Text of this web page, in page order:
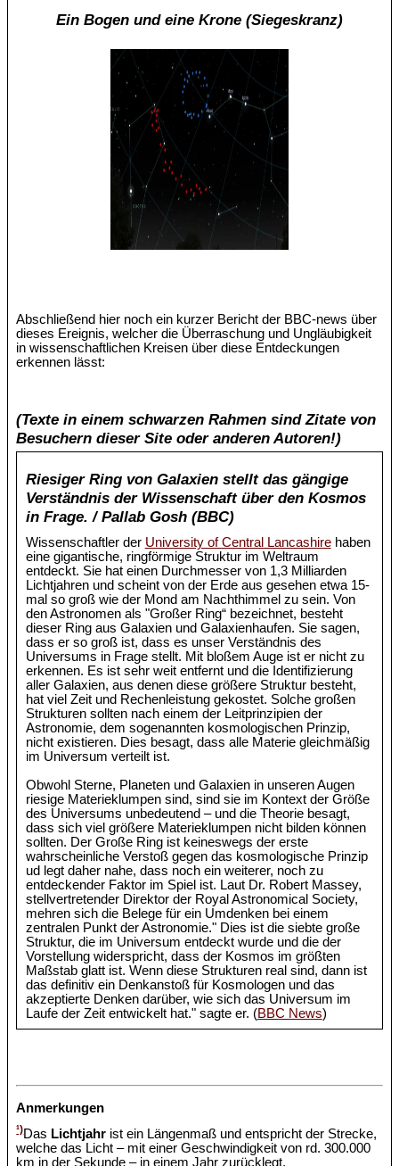
Ein Bogen und eine Krone (Siegeskranz)
Abschließend hier noch ein kurzer Bericht der BBC-news über
dieses Ereignis, welcher die Überraschung und Ungläubigkeit
in wissenschaftlichen Kreisen über diese Entdeckungen
erkennen lässt:
(Texte in einem schwarzen Rahmen sind Zitate von
Besuchern dieser Site oder anderen Autoren!)
Riesiger Ring von Galaxien stellt das gängige
Verständnis der Wissenschaft über den Kosmos
in Frage. / Pallab Gosh (BBC)
Wissenschaftler der University of Central Lancashirehaben
eine gigantische, ringförmige Struktur im Weltraum
entdeckt. Sie hat einen Durchmesser von 1,3 Milliarden
Lichtjahren und scheint von der Erde aus gesehen etwa 15-
mal so groß wie der Mond am Nachthimmel zu sein. Von
den Astronomen als "Großer Ring“ bezeichnet, besteht
dieser Ring aus Galaxien und Galaxienhaufen. Sie sagen,
dass er so groß ist, dass es unser Verständnis des
Universums in Frage stellt. Mit bloßem Auge ist er nicht zu
erkennen. Es ist sehr weit entfernt und die Identifizierung
aller Galaxien, aus denen diese größere Struktur besteht,
hat viel Zeit und Rechenleistung gekostet. Solche großen
Strukturen sollten nach einem der Leitprinzipien der
Astronomie, dem sogenannten kosmologischen Prinzip,
nicht existieren. Dies besagt, dass alle Materie gleichmäßig
im Universum verteilt ist.
Obwohl Sterne, Planeten und Galaxien in unseren Augen
riesige Materieklumpen sind, sind sie im Kontext der Größe
des Universums unbedeutend – und die Theorie besagt,
dass sich viel größere Materieklumpen nicht bilden können
sollten. Der Große Ring ist keineswegs der erste
wahrscheinliche Verstoß gegen das kosmologische Prinzip
ud legt daher nahe, dass noch ein weiterer, noch zu
entdeckender Faktor im Spiel ist. Laut Dr. Robert Massey,
stellvertretender Direktor der Royal Astronomical Society,
mehren sich die Belege für ein Umdenken bei einem
zentralen Punkt der Astronomie." Dies ist die siebte große
Struktur, die im Universum entdeckt wurde und die der
Vorstellung widerspricht, dass der Kosmos im größten
Maßstab glatt ist. Wenn diese Strukturen real sind, dann ist
das definitiv ein Denkanstoß für Kosmologen und das
akzeptierte Denken darüber, wie sich das Universum im
Laufe der Zeit entwickelt hat." sagte er. (BBC News)
Anmerkungen
¹)Das Lichtjahr ist ein Längenmaß und entspricht der Strecke,
welche das Licht – mit einer Geschwindigkeit von rd. 300.000
km in der Sekunde – in einem Jahr zurücklegt.